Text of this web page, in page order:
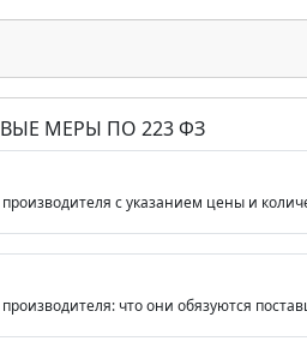
МЕРЫ ПО 223 ФЗ
с указанием цены и
что они обязуются